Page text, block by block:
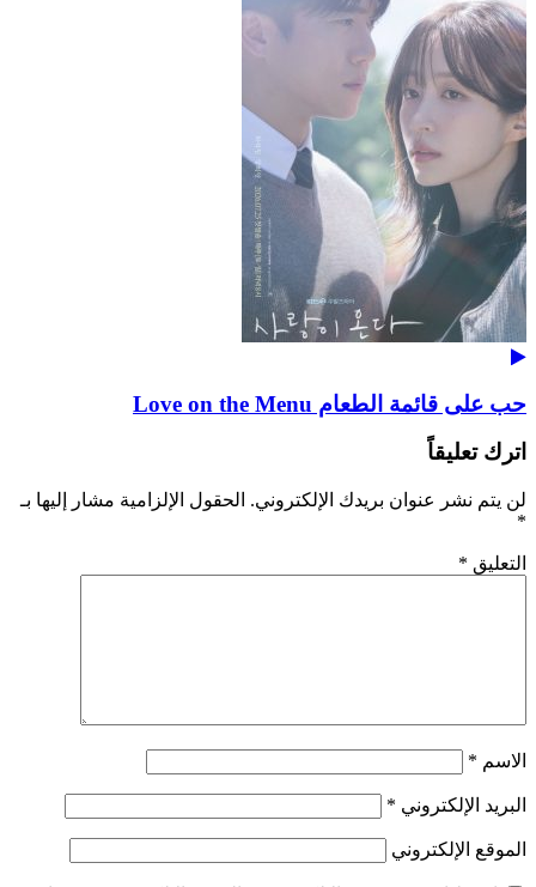
حب على قائمة الطعام Love on the Menu
اترك تعليقاً
لن يتم نشر عنوان بريدك الإلكتروني. الحقول الإلزامية مشار إليها بـ
*
التعليق *
الاسم *
البريد الإلكتروني *
الموقع الإلكتروني